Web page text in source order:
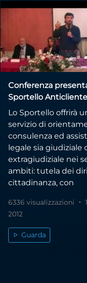
Conferenza
Sportello
Lo Sportello offrirà
servizio di
consulenza ed
legale sia giudiziale
extragiudiziale nei
ambiti: tutela dei
cittadinanza, con
6336 visualizzazioni
2012
Guarda